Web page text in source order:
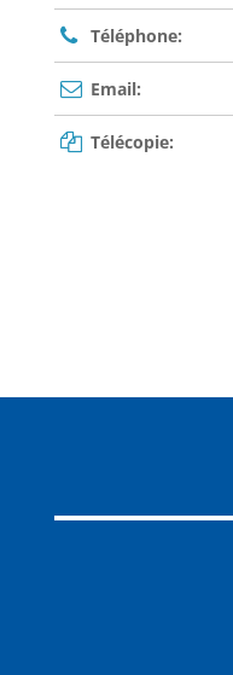
Téléphone:
Email:
Télécopie: